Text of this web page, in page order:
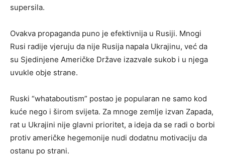
supersila.
Ovakva propaganda puno je efektivnija u Rusiji. Mnogi
Rusi radije vjeruju da nije Rusija napala Ukrajinu, već da
su Sjedinjene Američke Države izazvale sukob i u njega
uvukle obje strane.
Ruski “whataboutism” postao je popularan ne samo kod
kuće nego i širom svijeta. Za mnoge zemlje izvan Zapada,
rat u Ukrajini nije glavni prioritet, a ideja da se radi o borbi
protiv američke hegemonije nudi dodatnu motivaciju da
ostanu po strani.